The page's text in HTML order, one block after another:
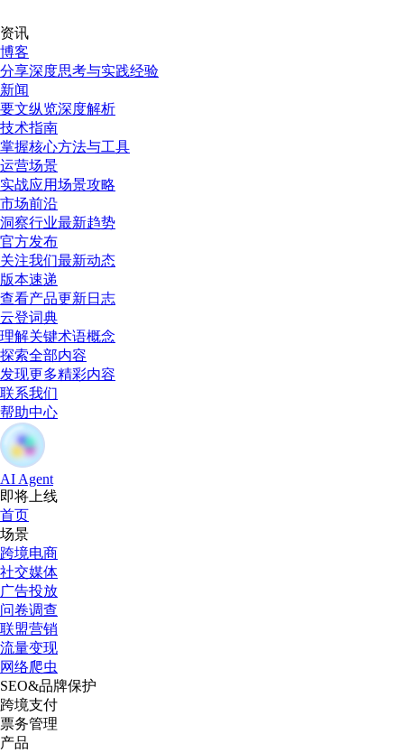
资讯
博客
分享深度思考与实践经验
新闻
要文纵览深度解析
技术指南
掌握核心方法与工具
运营场景
实战应用场景攻略
市场前沿
洞察行业最新趋势
官方发布
关注我们最新动态
版本速递
查看产品更新日志
云登词典
理解关键术语概念
探索全部内容
发现更多精彩内容
联系我们
帮助中心
AI Agent
即将上线
首页
场景
跨境电商
社交媒体
广告投放
问卷调查
联盟营销
流量变现
网络爬虫
SEO&品牌保护
跨境支付
票务管理
产品